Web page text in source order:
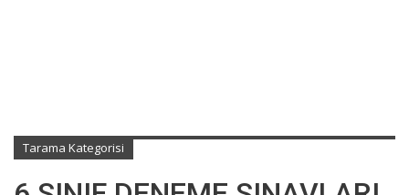
Tarama Kategorisi